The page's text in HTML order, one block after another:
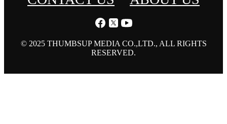
© 2025 THUMBSUP MEDIA CO.,LTD., ALL RIGHTS
RESERVED.